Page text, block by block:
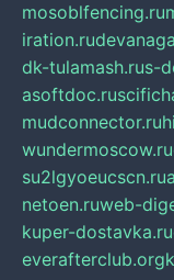
mosoblfencing.ru
iration.ru
dk-tulamash.rus-
asoftdoc.ru
mudconnector.ru
wundermoscow.ru
su2lgyoeucscn.ru
netoen.ruweb-
kuper-dostavka.ru
everafterclub.org